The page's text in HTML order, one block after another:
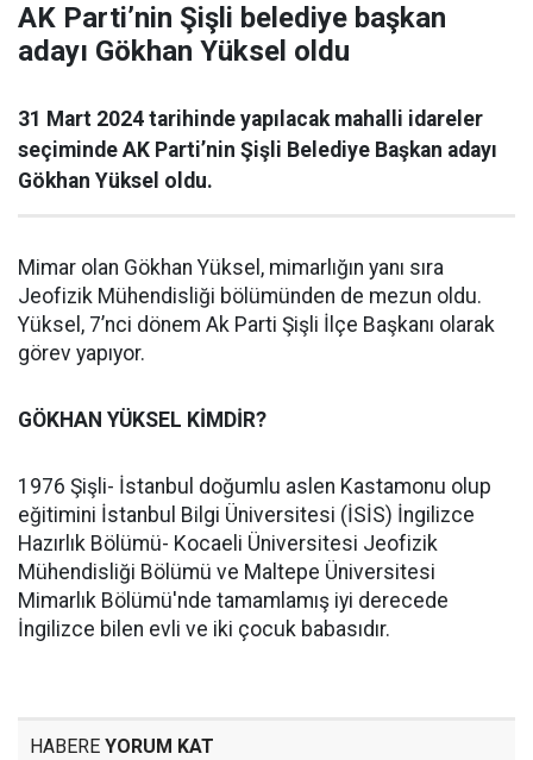
AK Parti’nin Şişli belediye başkan
adayı Gökhan Yüksel oldu
31 Mart 2024 tarihinde yapılacak mahalli idareler
seçiminde AK Parti’nin Şişli Belediye Başkan adayı
Gökhan Yüksel oldu.
Mimar olan Gökhan Yüksel, mimarlığın yanı sıra
Jeofizik Mühendisliği bölümünden de mezun oldu.
Yüksel, 7’nci dönem Ak Parti Şişli İlçe Başkanı olarak
görev yapıyor.
GÖKHAN YÜKSEL KİMDİR?
1976 Şişli- İstanbul doğumlu aslen Kastamonu olup
eğitimini İstanbul Bilgi Üniversitesi (İSİS) İngilizce
Hazırlık Bölümü- Kocaeli Üniversitesi Jeofizik
Mühendisliği Bölümü ve Maltepe Üniversitesi
Mimarlık Bölümü'nde tamamlamış iyi derecede
İngilizce bilen evli ve iki çocuk babasıdır.
HABERE YORUM KAT